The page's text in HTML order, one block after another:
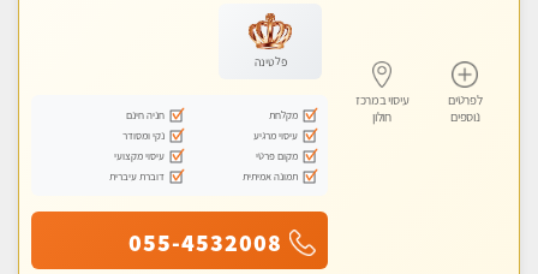
לפרטים
נוספים
עיסוי במרכז
חולון
פלטינה
מקלחת
חניה חינם
עיסוי מרגיע
נקי ומסודר
מקום פרטי
עיסוי מקצועי
תמונה אמיתית
דוברת עיברית
055-4532008